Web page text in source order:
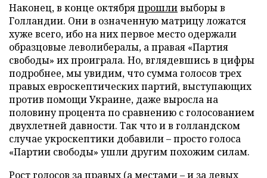
Наконец, в конце октябряпрошливыборы в
Голландии. Они в означенную матрицу ложатся
хуже всего, ибо на них первое место одержали
образцовые леволибералы, а правая «Партия
свободы» их проиграла. Но, вглядевшись в цифры
подробнее, мы увидим, что сумма голосов трех
правых евроскептических партий, выступающих
против помощи Украине, даже выросла на
половину процента по сравнению с голосованием
двухлетней давности. Так что и в голландском
случае укроскептики добавили – просто голоса
«Партии свободы» ушли другим похожим силам.
Рост голосов за правых (а местами – и за левых